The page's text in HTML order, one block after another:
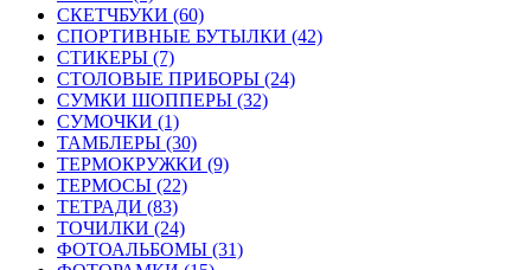
СКЕТЧБУКИ (60)
СПОРТИВНЫЕ БУТЫЛКИ (42)
СТИКЕРЫ (7)
СТОЛОВЫЕ ПРИБОРЫ (24)
СУМКИ ШОППЕРЫ (32)
СУМОЧКИ (1)
ТАМБЛЕРЫ (30)
ТЕРМОКРУЖКИ (9)
ТЕРМОСЫ (22)
ТЕТРАДИ (83)
ТОЧИЛКИ (24)
ФОТОАЛЬБОМЫ (31)